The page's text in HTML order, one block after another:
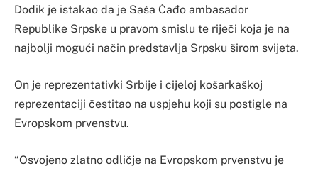
Dodik je istakao da je Saša Čađo ambasador
Republike Srpske u pravom smislu te riječi koja je na
najbolji mogući način predstavlja Srpsku širom svijeta.
On je reprezentativki Srbije i cijeloj košarkaškoj
reprezentaciji čestitao na uspjehu koji su postigle na
Evropskom prvenstvu.
“Osvojeno zlatno odličje na Evropskom prvenstvu je